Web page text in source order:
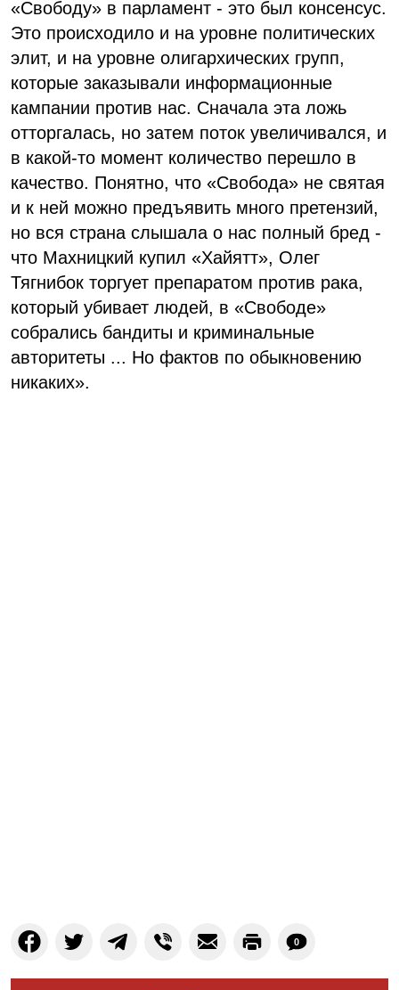
«Свободу» в парламент - это был консенсус.
Это происходило и на уровне политических
элит, и на уровне олигархических групп,
которые заказывали информационные
кампании против нас. Сначала эта ложь
отторгалась, но затем поток увеличивался, и
в какой-то момент количество перешло в
качество. Понятно, что «Свобода» не святая
и к ней можно предъявить много претензий,
но вся страна слышала о нас полный бред -
что Махницкий купил «Хайятт», Олег
Тягнибок торгует препаратом против рака,
который убивает людей, в «Свободе»
собрались бандиты и криминальные
авторитеты ... Но фактов по обыкновению
никаких».
0